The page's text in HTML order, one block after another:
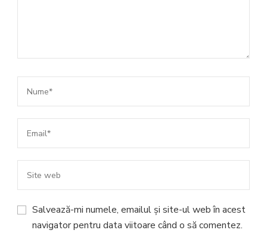
Salvează-mi numele, emailul și site-ul web în acest
navigator pentru data viitoare când o să comentez.